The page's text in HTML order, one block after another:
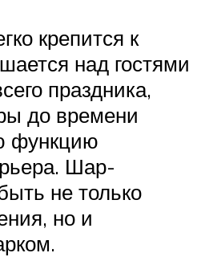
крепится к
над гостями
праздника,
до времени
функцию
Шар-
не только
но и